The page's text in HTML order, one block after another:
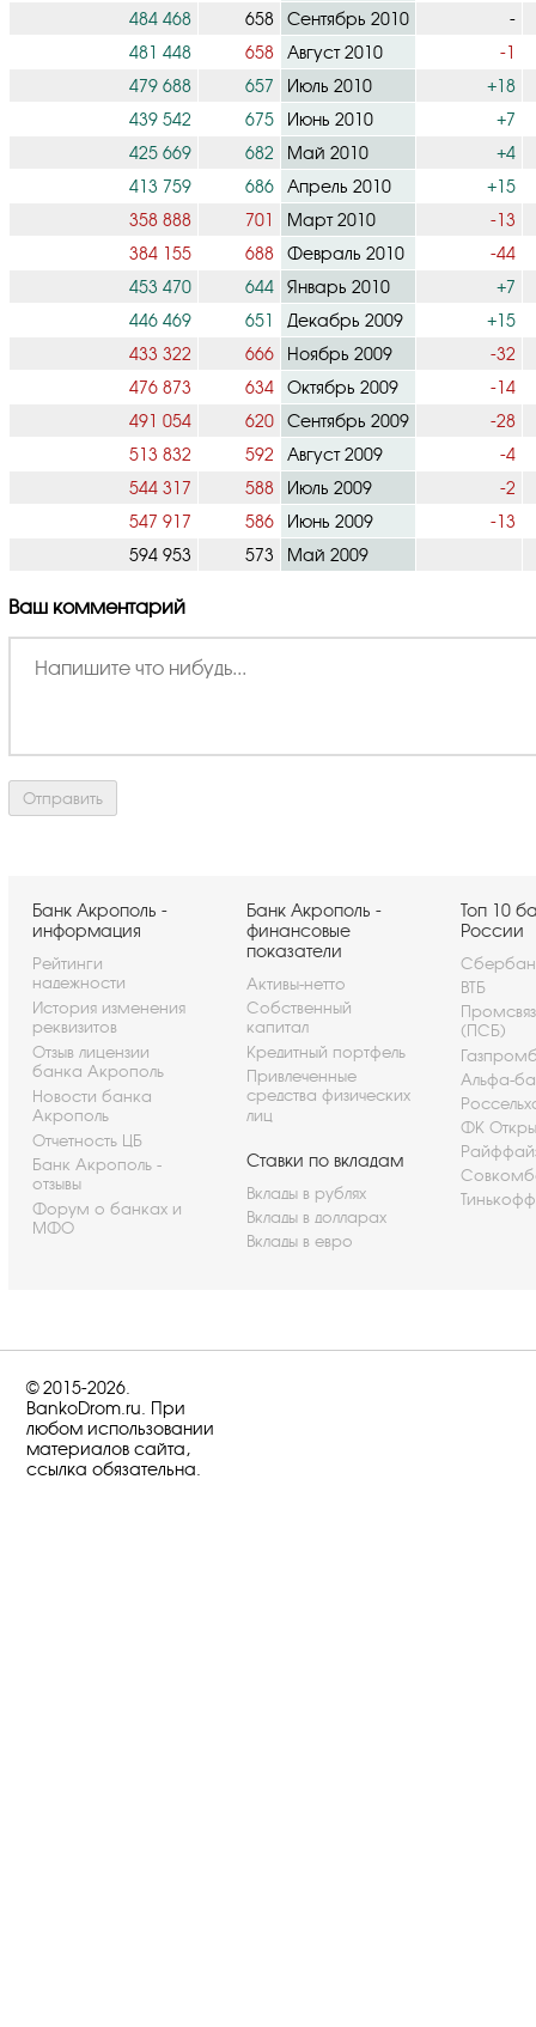
484 468
658 Сентябрь 2010
-
481 448
658 Август 2010
-1
479 688
657 Июль 2010
+18
439 542
675 Июнь 2010
+7
425 669
682 Май 2010
+4
413 759
686 Апрель 2010
+15
358 888
701 Март 2010
-13
384 155
688 Февраль 2010
-44
453 470
644 Январь 2010
+7
446 469
651 Декабрь 2009
+15
433 322
666 Ноябрь 2009
-32
476 873
634 Октябрь 2009
-14
491 054
620 Сентябрь 2009
-28
513 832
592 Август 2009
-4
544 317
588 Июль 2009
-2
547 917
586 Июнь 2009
-13
594 953
573 Май 2009
Ваш комментарий
Банк Акрополь -
информация
Рейтинги
надежности
История изменения
реквизитов
Отзыв лицензии
банка Акрополь
Новости банка
Акрополь
Отчетность ЦБ
Банк Акрополь -
отзывы
Форум о банках и
МФО
Банк Акрополь -
финансовые
показатели
Активы-нетто
Собственный
капитал
Кредитный портфель
Привлеченные
средства физических
лиц
Ставки по вкладам
Вклады в рублях
Вклады в долларах
Вклады в евро
Топ 10
России
ВТБ
(ПСБ)
Альфа-
ФК
© 2015-2026.
BankoDrom.ru. При
любом использовании
материалов сайта,
ссылка обязательна.